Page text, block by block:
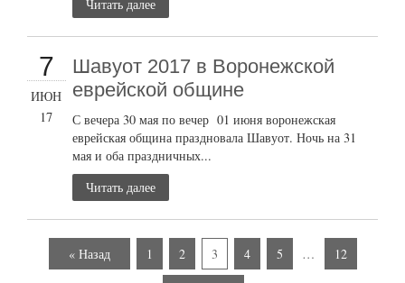
Читать далее
7
ИЮН
17
Шавуот 2017 в Воронежской
еврейской общине
С вечера 30 мая по вечер 01 июня воронежская
еврейская община праздновала Шавуот. Ночь на 31
мая и оба праздничных...
Читать далее
« Назад 1 2 3 4 5 … 12